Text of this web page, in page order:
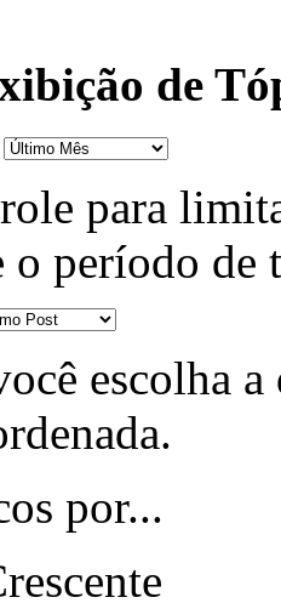
de
para
o período de
escolha
por...